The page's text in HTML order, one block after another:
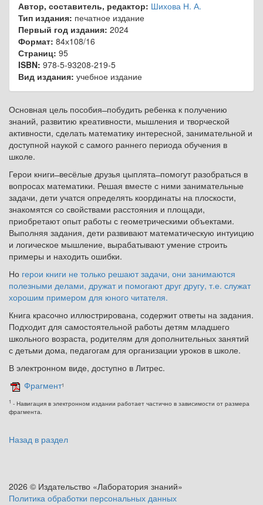
Автор, составитель, редактор: Шихова Н. А.
Тип издания: печатное издание
Первый год издания: 2024
Формат: 84х108/16
Страниц: 95
ISBN: 978-5-93208-219-5
Вид издания: учебное издание
Основная цель пособия ̶̶̶̶̶ побудить ребенка к получению
знаний, развитию креативности, мышления и творческой
активности, сделать математику интересной, занимательной и
доступной наукой с самого раннего периода обучения в
школе.
Герои книги ̶̶̶̶̶ весёлые друзья цыплята̶̶̶̶̶помогут разобраться в
вопросах математики. Решая вместе с ними занимательные
задачи, дети учатся определять координаты на плоскости,
знакомятся со свойствами расстояния и площади,
приобретают опыт работы с геометрическими объектами.
Выполняя задания, дети развивают математическую интуицию
и логическое мышление, вырабатывают умение строить
примеры и находить ошибки.
Но герои книги не только решают задачи, они занимаются
полезными делами, дружат и помогают друг другу, т.е. служат
хорошим примером для юного читателя.
Книга красочно иллюстрирована, содержит ответы на задания.
Подходит для самостоятельной работы детям младшего
школьного возраста, родителям для дополнительных занятий
с детьми дома, педагогам для организации уроков в школе.
В электронном виде, доступно в Литрес.
Фрагмент1
1 - Навигация в электронном издании работает частично в зависимости от размера
фрагмента.
Назад в раздел
2026 © Издательство «Лаборатория знаний»
Политика обработки персональных данных